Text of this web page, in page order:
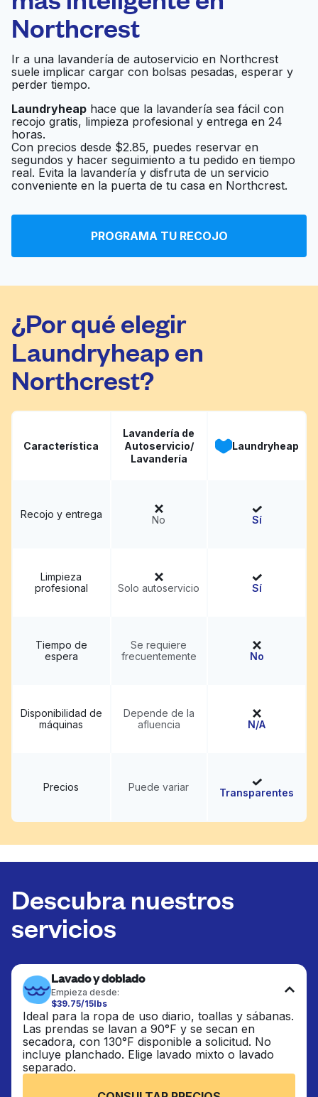
casa
Corporate Offices
Ir al sitio web
Sunlight Cleaners &
Laundromat -
Arlington/NW Cols
Ir al sitio web
Swan Cleaners
Dublin Cleaners Ir al sitio web
Northcrest
Ir a una lavandería de autoservicio en Northcrest
suele implicar cargar con bolsas pesadas, esperar y
perder tiempo.
Laundryheap hace que la lavandería sea fácil con
recojo gratis, limpieza profesional y entrega en 24
horas.
Con precios desde $2.85, puedes reservar en
segundos y hacer seguimiento a tu pedido en tiempo
real. Evita la lavandería y disfruta de un servicio
conveniente en la puerta de tu casa en Northcrest.
PROGRAMA TU RECOJO
¿Por qué elegir
Laundryheap en
Northcrest?
Característica
Lavandería de
Autoservicio/
Lavandería
Laundryheap
Recojo y entrega No Sí
Limpieza
profesional
Solo autoservicio Sí
Tiempo de
espera
Se requiere
frecuentemente
No
Disponibilidad de
máquinas
Depende de la
afluencia
N/A
Precios Puede variar Transparentes
Descubra nuestros
servicios
Lavado y doblado
Empieza desde:
$39.75/15lbs
Ideal para la ropa de uso diario, toallas y sábanas.
Las prendas se lavan a 90°F y se secan en
secadora, con 130°F disponible a solicitud. No
incluye planchado. Elige lavado mixto o lavado
separado.